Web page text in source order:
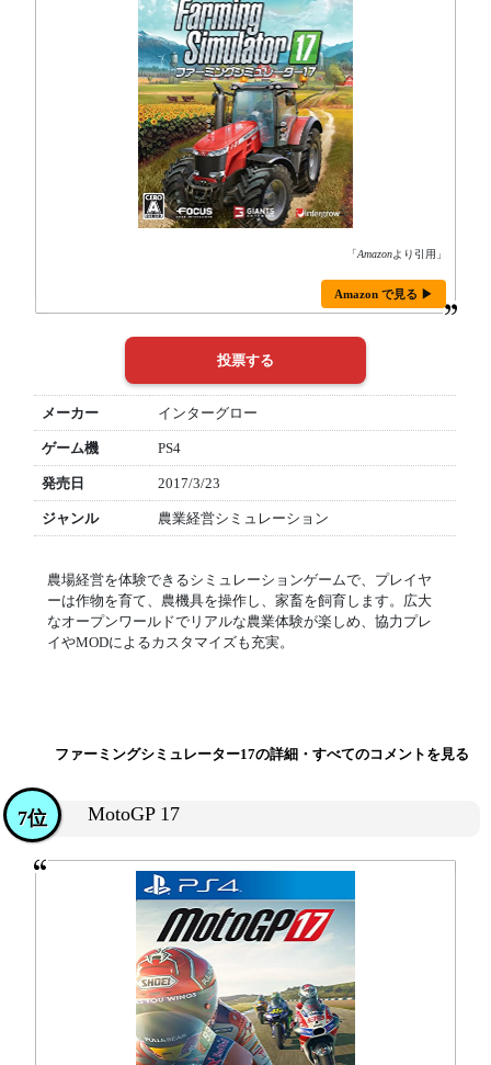
「Amazonより引用」
Amazon で見る ▶
メーカー インターグロー
ゲーム機 PS4
発売日 2017/3/23
ジャンル 農業経営シミュレーション
農場経営を体験できるシミュレーションゲームで、プレイヤ
ーは作物を育て、農機具を操作し、家畜を飼育します。広大
なオープンワールドでリアルな農業体験が楽しめ、協力プレ
イやMODによるカスタマイズも充実。
ファーミングシミュレーター17の詳細・すべてのコメントを見る
MotoGP 17
7位